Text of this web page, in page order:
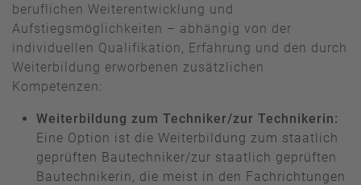
beruflichen Weiterentwicklung und
Aufstiegsmöglichkeiten – abhängig von der
individuellen Qualifikation, Erfahrung und den durch
Weiterbildung erworbenen zusätzlichen
Kompetenzen:
Weiterbildung zum Techniker/zur Technikerin:
Eine Option ist die Weiterbildung zum staatlich
geprüften Bautechniker/zur staatlich geprüften
Bautechnikerin, die meist in den Fachrichtungen